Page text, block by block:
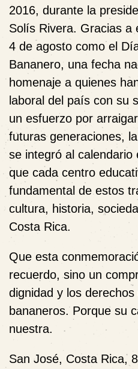
2016, durante la
Solís Rivera. Gracias a
4 de agosto como el
Bananero, una fecha
homenaje a quienes
laboral del país con su
un esfuerzo por
futuras generaciones,
se integró al calendario
que cada centro
fundamental de estos
cultura, historia,
Costa Rica.
Que esta
recuerdo, sino un
dignidad y los
bananeros. Porque su
nuestra.
San José, Costa Rica,